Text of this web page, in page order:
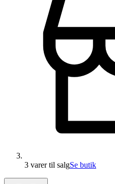
3 varertil salgSe butik